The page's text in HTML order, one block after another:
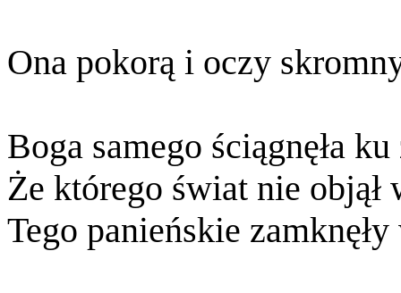
Ona pokorą i oczy
Boga samego ściągnęła
Że którego świat nie objął
Tego panieńskie